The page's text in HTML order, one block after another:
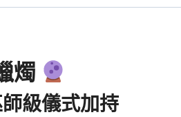
數
燭
師級儀式加持